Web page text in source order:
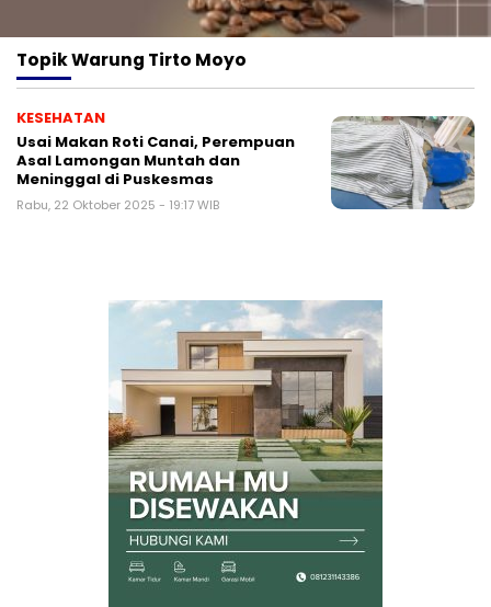
TopikWarung Tirto Moyo
KESEHATAN
Usai Makan Roti Canai, Perempuan
Asal Lamongan Muntah dan
Meninggal di Puskesmas
Rabu, 22 Oktober 2025 - 19:17 WIB